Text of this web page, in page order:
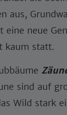
aus,
neue
kaum statt.
sind auf
Wild stark